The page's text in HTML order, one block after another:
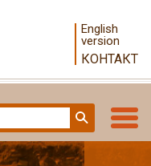
English
version
КОНТАКТ